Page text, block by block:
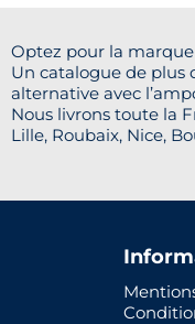
Optez pour la
Un catalogue de plus
alternative avec
Nous livrons toute la
Lille, Roubaix, Nice,